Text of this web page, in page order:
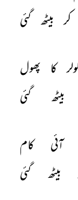
کر بیٹھ گئی
کا
پھول
بیٹھ
گئی
آئی
کام
بیٹھ گئی